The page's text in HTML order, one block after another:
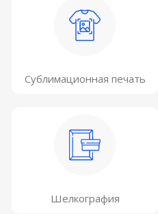
Сублимационная печать
Шелкография